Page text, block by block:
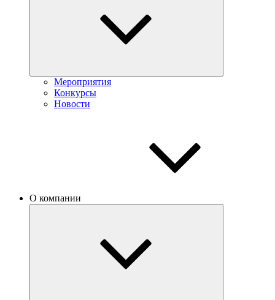
Мероприятия
Конкурсы
Новости
О компании